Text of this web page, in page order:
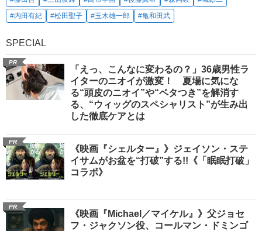
#内田有紀
#松田聖子 #玉木雄一郎 #亀和田武
SPECIAL
PR
「えっ、こんなに変わるの？」36歳男性ラ
イターのニオイが激変！ 夏場に気にな
る“頭皮のニオイ”や“ベタつき”を解消す
る、“ウィッグのスペシャリスト”が生み出
した徹底ケアとは
PR
《映画『シェルター』》ジェイソン・ステ
イサムがお盆を“打破”する!!《「眠眠打破」
コラボ》
PR
《映画『Michael／マイケル』》父ジョセ
フ・ジャクソン役、コールマン・ドミンゴ